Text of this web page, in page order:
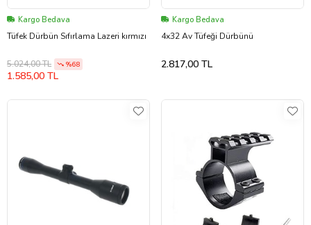
Kargo Bedava
Tüfek Dürbün Sıfırlama Lazeri kırmızı
5.024,00 TL %68
1.585,00 TL
Kargo Bedava
4x32 Av Tüfeği Dürbünü
2.817,00 TL